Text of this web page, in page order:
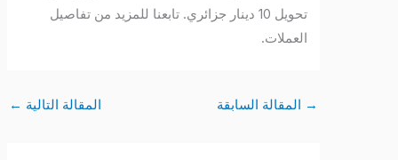
تحويل 10 دينار جزائري. تابعنا للمزيد من تفاصيل
العملات.
المقالة السابقة المقالة التالية←